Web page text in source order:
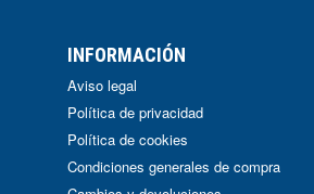
INFORMACIÓN
Aviso legal
Política de privacidad
Política de cookies
Condiciones generales de compra